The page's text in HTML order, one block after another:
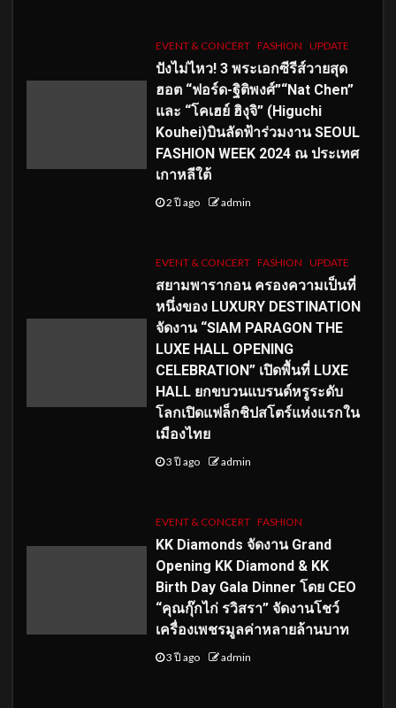
EVENT & CONCERT FASHION UPDATE
ปังไม่ไหว! 3 พระเอกซีรีส์วายสุด
ฮอต “ฟอร์ด-ฐิติพงศ์”“Nat Chen”
และ “โคเฮย์ ฮิงุจิ” (Higuchi
Kouhei)บินลัดฟ้าร่วมงาน SEOUL
FASHION WEEK 2024 ณ ประเทศ
เกาหลีใต้
2 ปี ago admin
EVENT & CONCERT FASHION UPDATE
สยามพารากอน ครองความเป็นที่
หนึ่งของ LUXURY DESTINATION
จัดงาน “SIAM PARAGON THE
LUXE HALL OPENING
CELEBRATION” เปิดพื้นที่ LUXE
HALL ยกขบวนแบรนด์หรูระดับ
โลกเปิดแฟล็กชิปสโตร์แห่งแรกใน
เมืองไทย
3 ปี ago admin
EVENT & CONCERT FASHION
KK Diamonds จัดงาน Grand
Opening KK Diamond & KK
Birth Day Gala Dinner โดย CEO
“คุณกุ๊กไก่ รวิสรา” จัดงานโชว์
เครื่องเพชรมูลค่าหลายล้านบาท
3 ปี ago admin